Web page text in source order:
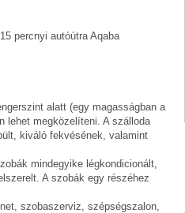
percnyi autóútra Aqaba
alatt (egy magasságban a
lehet megközelíteni. A szálloda
kiváló fekvésének, valamint
mindegyike légkondicionált,
A szobák egy részéhez
szobaszerviz, szépségszalon,